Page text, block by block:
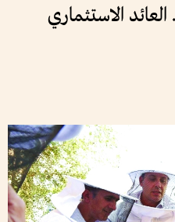
الاستثماري